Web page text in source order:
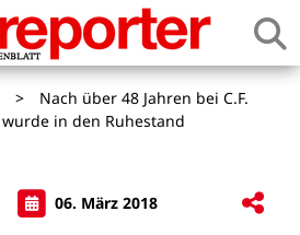
>
Nach über 48 Jahren bei C.F.
wurde in den Ruhestand
06. März 2018